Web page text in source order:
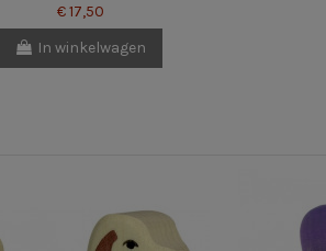
€ 17,50
In winkelwagen